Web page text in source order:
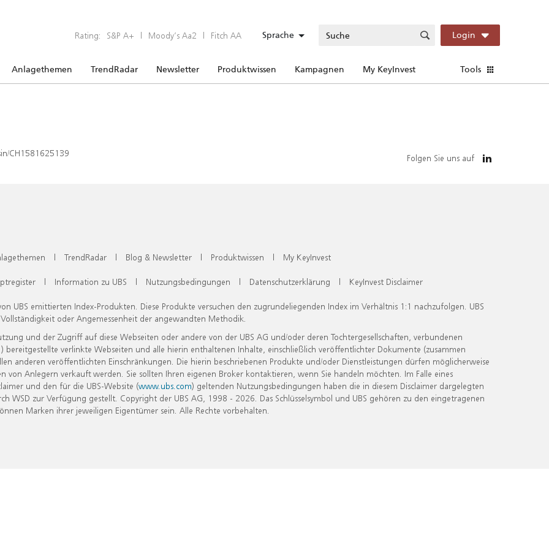
Rating: S&P A+ | Moody’s Aa2 | Fitch AA Sprache Login
Anlagethemen TrendRadar Newsletter Produktwissen Kampagnen My KeyInvest Tools
CH1581625139 Folgen Sie uns auf
| TrendRadar | Blog & Newsletter | Produktwissen | My KeyInvest
| Information zu UBS | Nutzungsbedingungen | Datenschutzerklärung | KeyInvest Disclaimer
UBS emittierten Index-Produkten. Diese Produkte versuchen den zugrundeliegenden Index im Verhältnis 1:1 nachzufolgen. UBS
oder Angemessenheit der angewandten Methodik.
und der Zugriff auf diese Webseiten oder andere von der UBS AG und/oder deren Tochtergesellschaften, verbundenen
verlinkte Webseiten und alle hierin enthaltenen Inhalte, einschließlich veröffentlichter Dokumente (zusammen
anderen veröffentlichten Einschränkungen. Die hierin beschriebenen Produkte und/oder Dienstleistungen dürfen möglicherweise
Anlegern verkauft werden. Sie sollten Ihren eigenen Broker kontaktieren, wenn Sie handeln möchten. Im Falle eines
und den für die UBS-Website (www.ubs.com) geltenden Nutzungsbedingungen haben die in diesem Disclaimer dargelegten
zur Verfügung gestellt. Copyright der UBS AG, 1998 - 2026. Das Schlüsselsymbol und UBS gehören zu den eingetragenen
Marken ihrer jeweiligen Eigentümer sein. Alle Rechte vorbehalten.